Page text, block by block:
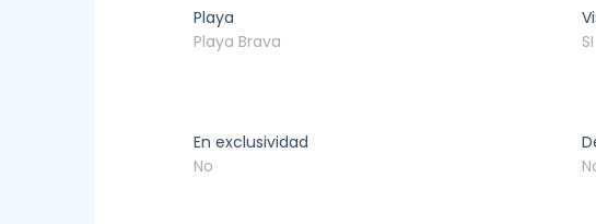
Playa
Playa Brava
SI
En exclusividad
No